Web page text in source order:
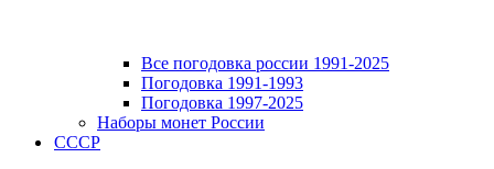
Все погодовка россии 1991-2025
Погодовка 1991-1993
Погодовка 1997-2025
Наборы монет России
СССР